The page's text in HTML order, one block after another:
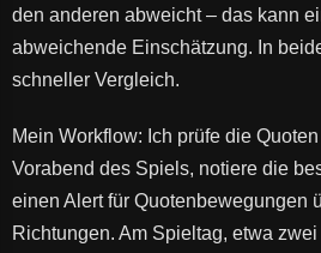
den anderen abweicht – das kann
abweichende Einschätzung. In
schneller Vergleich.
Mein Workflow: Ich prüfe die
Vorabend des Spiels, notiere die
einen Alert für Quotenbewegungen
Richtungen. Am Spieltag, etwa